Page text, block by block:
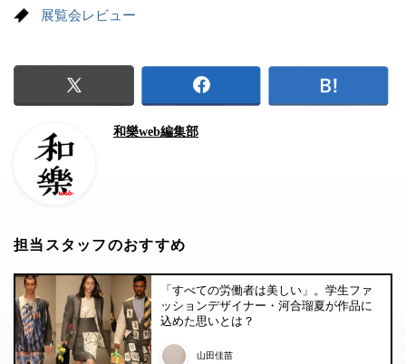
展覧会レビュー
和樂web編集部
担当スタッフのおすすめ
「すべての労働者は美しい」。学生ファ
ッションデザイナー・河合瑠夏が作品に
込めた思いとは？
山田佳苗